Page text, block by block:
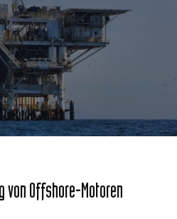
von Offshore-Motoren